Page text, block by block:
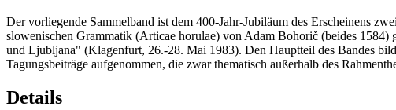
Der vorliegende Sammelband ist dem 400-Jahr-Jubiläum des Erscheinens
slowenischen Grammatik (Articae horulae) von Adam Bohorič (beides
und Ljubljana" (Klagenfurt, 26.-28. Mai 1983). Den Hauptteil des Bandes
Tagungsbeiträge aufgenommen, die zwar thematisch außerhalb des
Details